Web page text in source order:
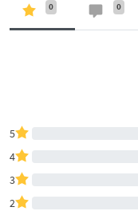
0 0
5
4
3
2